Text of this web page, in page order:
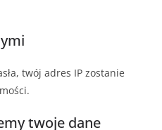
twój adres IP zostanie
twoje dane